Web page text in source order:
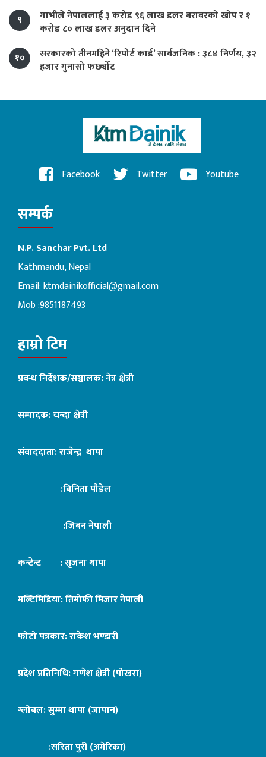
९
गाभीले नेपाललाई ३ करोड ९६ लाख डलर बराबरको खोप र १
करोड ८० लाख डलर अनुदान दिने
१०
सरकारको तीनमहिने ‘रिपोर्ट कार्ड’ सार्वजनिक : ३८४ निर्णय, ३२
हजार गुनासो फर्छ्योट
Facebook Twitter Youtube
सम्पर्क
N.P. Sanchar Pvt. Ltd
Kathmandu, Nepal
Email:ktmdainikofficial@gmail.com
Mob :9851187493
हाम्रो टिम
प्रबन्ध निर्देशक/सञ्चालक: नेत्र क्षेत्री
सम्पादक: चन्दा क्षेत्री
संवाददाता: राजेन्द्र थापा
:बिनिता पौडेल
:जिबन नेपाली
कन्टेन्ट : सृजना थापा
मल्टिमिडिया: तिमोफी मिजार नेपाली
फोटो पत्रकार: राकेश भण्डारी
प्रदेश प्रतिनिधि: गणेश क्षेत्री (पोखरा)
ग्लोबल: सुम्मा थापा (जापान)
:सरिता पुरी (अमेरिका)